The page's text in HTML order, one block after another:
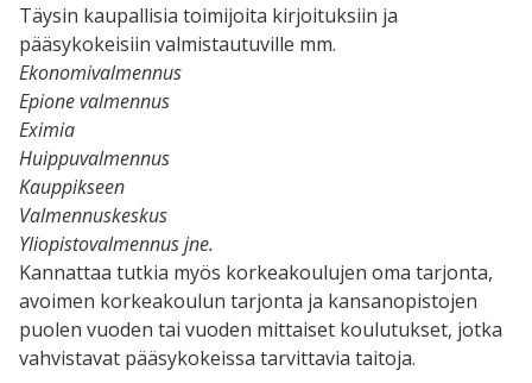
Täysin kaupallisia toimijoita kirjoituksiin ja
pääsykokeisiin valmistautuville mm.
Ekonomivalmennus
Epione valmennus
Eximia
Huippuvalmennus
Kauppikseen
Valmennuskeskus
Yliopistovalmennus jne.
Kannattaa tutkia myös korkeakoulujen oma tarjonta,
avoimen korkeakoulun tarjonta ja kansanopistojen
puolen vuoden tai vuoden mittaiset koulutukset, jotka
vahvistavat pääsykokeissa tarvittavia taitoja.